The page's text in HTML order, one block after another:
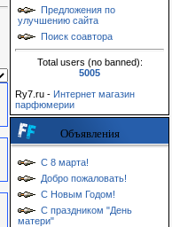
Предложения по
улучшению сайта
Поиск соавтора
Total users (no banned):
5005
Ry7.ru - Интернет магазин
парфюмерии
Объявления
С 8 марта!
Добро пожаловать!
С Новым Годом!
С праздником "День
матери"